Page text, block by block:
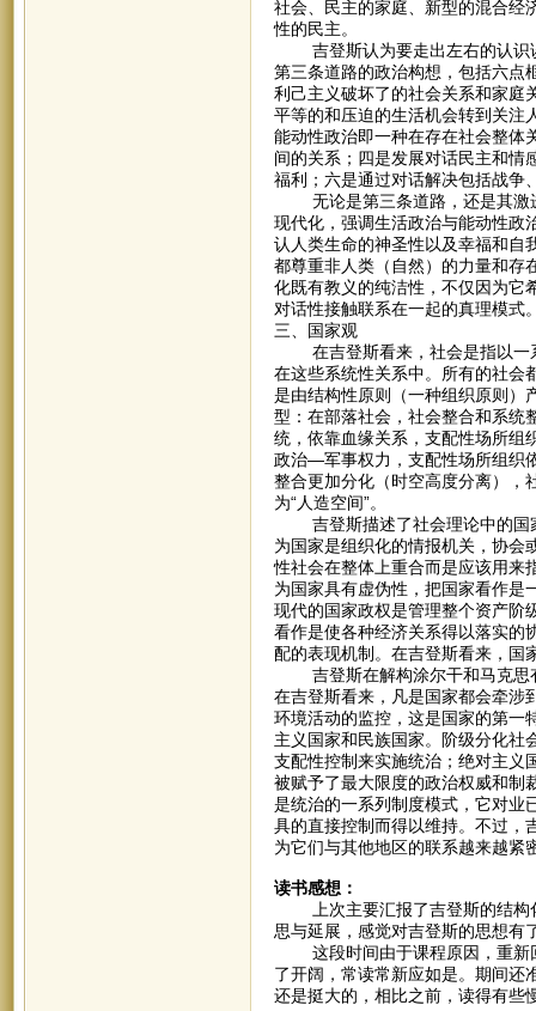
社会、民主的家庭、新型的混合经
性的民主。
吉登斯认为要走出左右的认识误
第三条道路的政治构想，包括六点
利己主义破坏了的社会关系和家庭
平等的和压迫的生活机会转到关注
能动性政治即一种在存在社会整体
间的关系；四是发展对话民主和情
福利；六是通过对话解决包括战争
无论是第三条道路，还是其激进
现代化，强调生活政治与能动性政
认人类生命的神圣性以及幸福和自
都尊重非人类（自然）的力量和
化既有教义的纯洁性，不仅因为它
对话性接触联系在一起的真理模式
三、国家观
在吉登斯看来，社会是指以一系
在这些系统性关系中。所有的社会
是由结构性原则（一种组织原则）
型：在部落社会，社会整合和系统
统，依靠血缘关系，支配性场所组
政治—军事权力，支配性场所组织
整合更加分化（时空高度分离），
为“人造空间”。
吉登斯描述了社会理论中的国家
为国家是组织化的情报机关，协会
性社会在整体上重合而是应该用来
为国家具有虚伪性，把国家看作是
现代的国家政权是管理整个资产阶
看作是使各种经济关系得以落实的
配的表现机制。在吉登斯看来，国
吉登斯在解构涂尔干和马克思有
在吉登斯看来，凡是国家都会牵涉
环境活动的监控，这是国家的第一
主义国家和民族国家。阶级分化社
支配性控制来实施统治；绝对主义
被赋予了最大限度的政治权威和制
是统治的一系列制度模式，它对业
具的直接控制而得以维持。不过，
为它们与其他地区的联系越来越紧
读书感想：
上次主要汇报了吉登斯的结构化
思与延展，感觉对吉登斯的思想有
这段时间由于课程原因，重新回
了开阔，常读常新应如是。期间还
还是挺大的，相比之前，读得有些